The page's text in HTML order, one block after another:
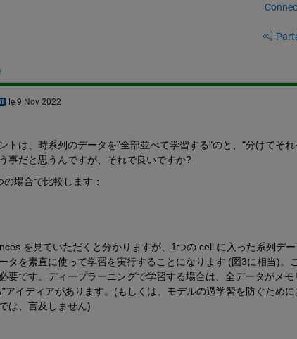
le 9 Nov 2022
トは、時系列のデータを"全部並べて学習する"のと、"分けてそ
事だと思うんですが、それで良いですか?
場合で比較します：
を見ていただくと分かりますが、1つの cell に入った系列デ
タを素直に使って学習を実行することになります (図3に相当)。
要です。ディープラーニングで学習する場合は、全データがメ
アイディアがあります。(もしくは、モデルの過学習を防ぐため
は、言及しません)